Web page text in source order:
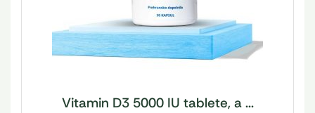
Vitamin D3 5000 IU tablete, a ...